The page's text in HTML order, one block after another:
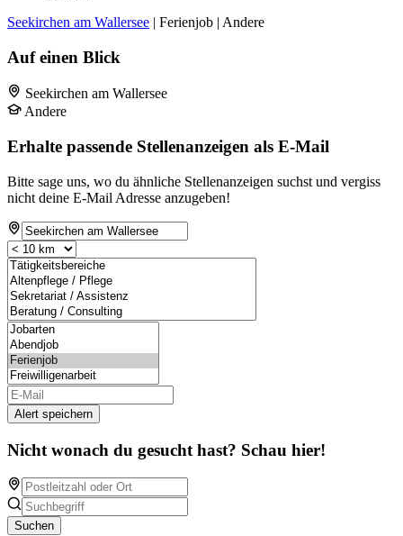
Seekirchen am Wallersee | Ferienjob | Andere
Auf einen Blick
Seekirchen am Wallersee
Andere
Erhalte passende Stellenanzeigen als E-Mail
Bitte sage uns, wo du ähnliche Stellenanzeigen suchst und vergiss
nicht deine E-Mail Adresse anzugeben!
Alert speichern
Nicht wonach du gesucht hast? Schau hier!
Suchen